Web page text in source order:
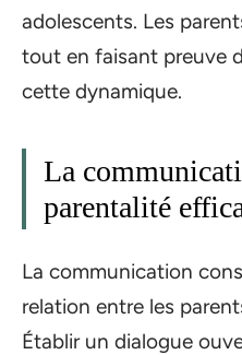
adolescents. Les
tout en faisant preuve
cette dynamique.
La
parentalité
La communication
relation entre les
Établir un dialogue